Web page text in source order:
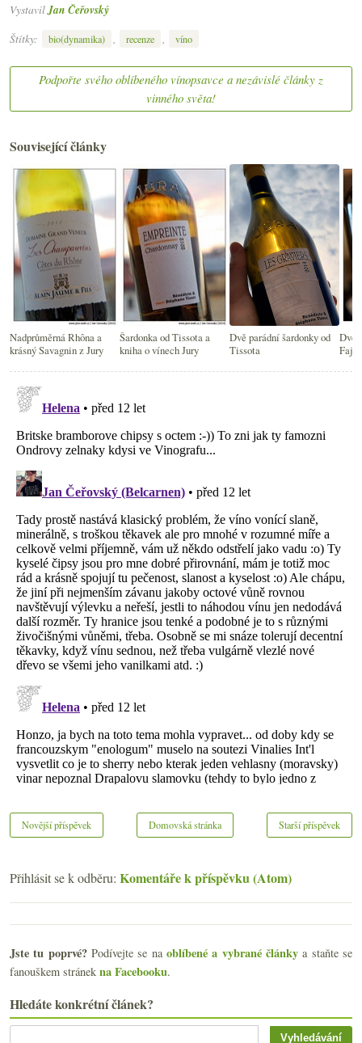
Vystavil Jan Čeřovský
Štítky:
bio(dynamika) , recenze , víno
Podpořte svého oblíbeného vínopsavce a nezávislé články z
vinného světa!
Související články
Nadprůměrná Rhôna a
krásný Savagnin z Jury
Šardonka od Tissota a
kniha o vínech Jury
Dvě parádní šardonky od
Tissota
Dvě
Novější příspěvek Starší příspěvek
Domovská stránka
Přihlásit se k odběru: Komentáře k příspěvku (Atom)
Jste tu poprvé?Podívejte se naoblíbené a vybrané články a staňte se
fanouškem stránek na Facebooku.
Hledáte konkrétní článek?